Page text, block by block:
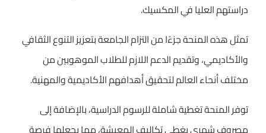
دراستهم العليا في المكسيك.
تمثل هذه المنحة جزءًا من التزام الجامعة بتعزيز التنوع الثقافي
والأكاديمي، وتقديم الدعم اللازم للطلاب الموهوبين من
مختلف أنحاء العالم لتحقيق أهدافهم الأكاديمية والمهنية.
توفر المنحة تغطية شاملة للرسوم الدراسية، بالإضافة إلى
مصروف شهري يغطي تكاليف المعيشة، مما يجعلها فرصة